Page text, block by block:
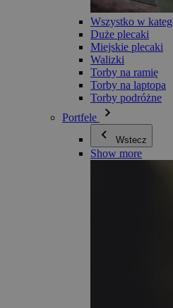
Wszystko w
Duże plecaki
Miejskie plecaki
Walizki
Torby na ramię
Torby na laptopa
Torby podróżne
Portfele
Wstecz
Show more